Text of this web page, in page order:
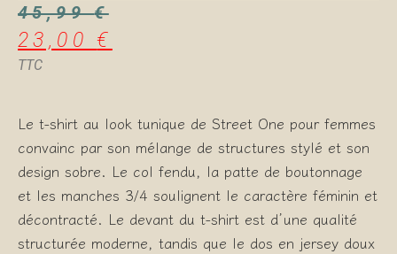
45,99€
23,00€
TTC
Le t-shirt au look tunique de Street One pour femmes
convainc par son mélange de structures stylé et son
design sobre. Le col fendu, la patte de boutonnage
et les manches 3/4 soulignent le caractère féminin et
décontracté. Le devant du t-shirt est d’une qualité
structurée moderne, tandis que le dos en jersey doux